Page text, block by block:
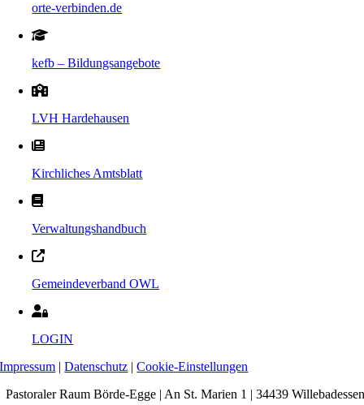
orte-verbinden.de
kefb – Bildungsangebote
LVH Hardehausen
Kirchliches Amtsblatt
Verwaltungshandbuch
Gemeindeverband OWL
LOGIN
Impressum |Datenschutz |Cookie-Einstellungen
Pastoraler Raum Börde-Egge | An St. Marien 1 | 34439 Willebadessen